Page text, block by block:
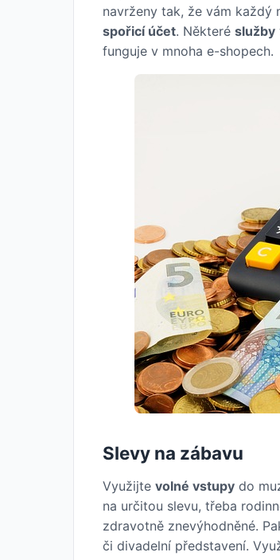
navrženy tak, že vám každý
spořicí účet. Některé služby
funguje v mnoha e-shopech.
Slevy na zábavu
Využijte volné vstupy do
na určitou slevu, třeba
zdravotně znevýhodněné.
či divadelní představení.